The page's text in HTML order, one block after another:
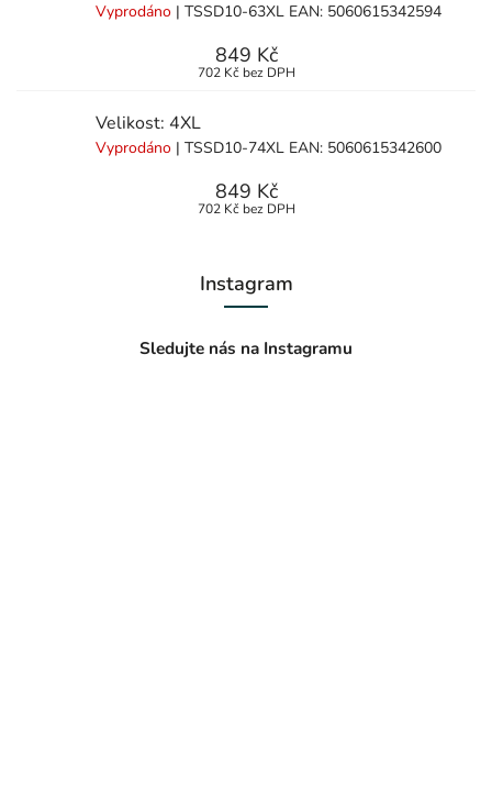
Vyprodáno | TSSD10-63XL EAN: 5060615342594
849 Kč
702 Kč bez DPH
Velikost: 4XL
Vyprodáno | TSSD10-74XL EAN: 5060615342600
849 Kč
702 Kč bez DPH
Instagram
Sledujte nás na Instagramu